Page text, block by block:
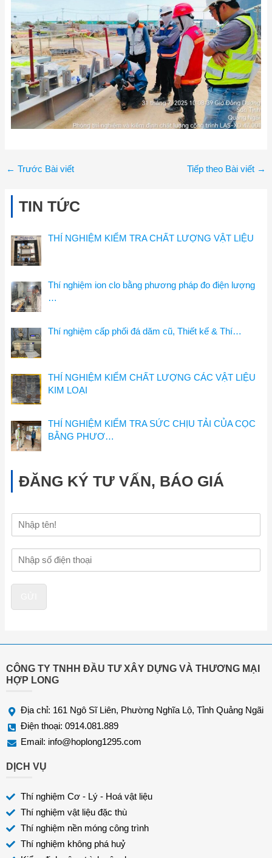
← Trước Bài viết Tiếp theo Bài viết →
TIN TỨC
THÍ NGHIỆM KIỂM TRA CHẤT LƯỢNG VẬT LIỆU
Thí nghiệm ion clo bằng phương pháp đo điện lượng
…
Thí nghiệm cấp phối đá dăm cũ, Thiết kế & Thí…
THÍ NGHIỆM KIỂM CHẤT LƯỢNG CÁC VẬT LIỆU
KIM LOẠI
THÍ NGHIỆM KIỂM TRA SỨC CHỊU TẢI CỦA CỌC
BẰNG PHƯƠ…
ĐĂNG KÝ TƯ VẤN, BÁO GIÁ
*
CÔNG TY TNHH ĐẦU TƯ XÂY DỰNG VÀ THƯƠNG MẠI
HỢP LONG
Địa chỉ: 161 Ngô Sĩ Liên, Phường Nghĩa Lộ, Tỉnh Quảng Ngãi
Điện thoại: 0914.081.889
Email: info@hoplong1295.com
DỊCH VỤ
Thí nghiệm Cơ - Lý - Hoá vật liệu
Thí nghiệm vật liệu đặc thù
Thí nghiệm nền móng công trình
Thí nghiệm không phá huỷ